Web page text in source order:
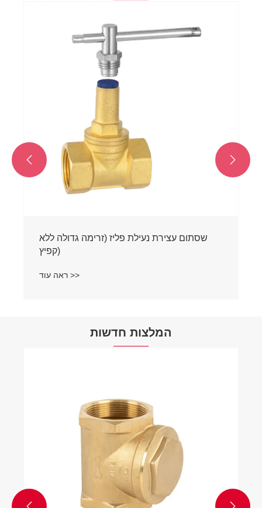
שסתום עצירת נעילת פליז (זרימה גדולה ללא
קפיץ)
ראה עוד >>
 
המלצות חדשות